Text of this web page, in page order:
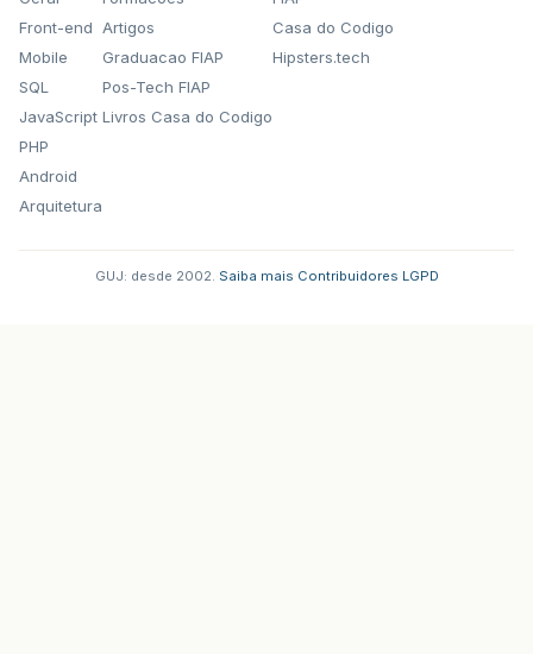
Front-end
Mobile
SQL
JavaScript
PHP
Android
Arquitetura
Artigos
Graduacao FIAP
Pos-Tech FIAP
Livros Casa do Codigo
Casa do Codigo
Hipsters.tech
GUJ: desde 2002. Saiba mais Contribuidores LGPD